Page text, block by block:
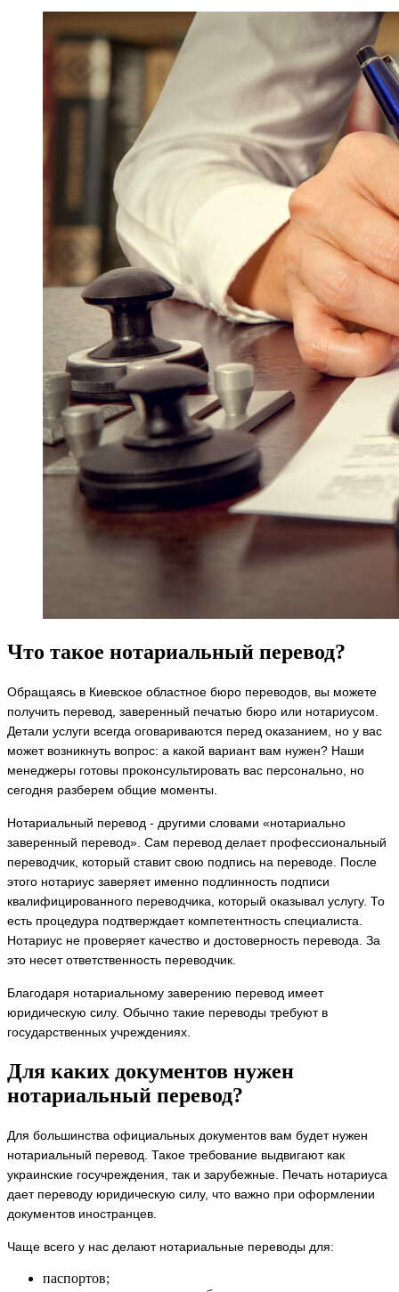
Что такое нотариальный перевод?
Обращаясь в Киевское областное бюро переводов, вы можете
получить перевод, заверенный печатью бюро или нотариусом.
Детали услуги всегда оговариваются перед оказанием, но у вас
может возникнуть вопрос: а какой вариант вам нужен? Наши
менеджеры готовы проконсультировать вас персонально, но
сегодня разберем общие моменты.
Нотариальный перевод - другими словами «нотариально
заверенный перевод». Сам перевод делает профессиональный
переводчик, который ставит свою подпись на переводе. После
этого нотариус заверяет именно подлинность подписи
квалифицированного переводчика, который оказывал услугу. То
есть процедура подтверждает компетентность специалиста.
Нотариус не проверяет качество и достоверность перевода. За
это несет ответственность переводчик.
Благодаря нотариальному заверению перевод имеет
юридическую силу. Обычно такие переводы требуют в
государственных учреждениях.
Для каких документов нужен
нотариальный перевод?
Для большинства официальных документов вам будет нужен
нотариальный перевод. Такое требование выдвигают как
украинские госучреждения, так и зарубежные. Печать нотариуса
дает переводу юридическую силу, что важно при оформлении
документов иностранцев.
Чаще всего у нас делают нотариальные переводы для:
паспортов;